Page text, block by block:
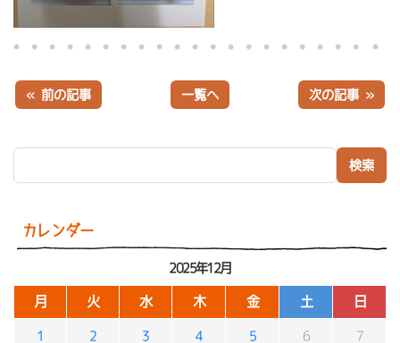
カレンダー
2025年12月
月 火 水 木 金 土 日
1 2 3 4 5 6 7
« 前の記事 一覧へ 次の記事 »